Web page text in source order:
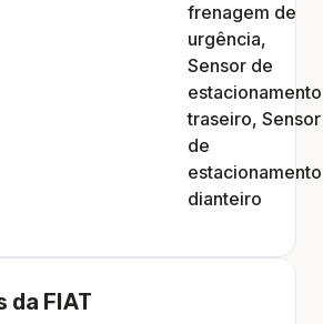
frenagem de
urgência,
Sensor de
estacionamento
traseiro, Sensor
de
estacionamento
dianteiro
da FIAT